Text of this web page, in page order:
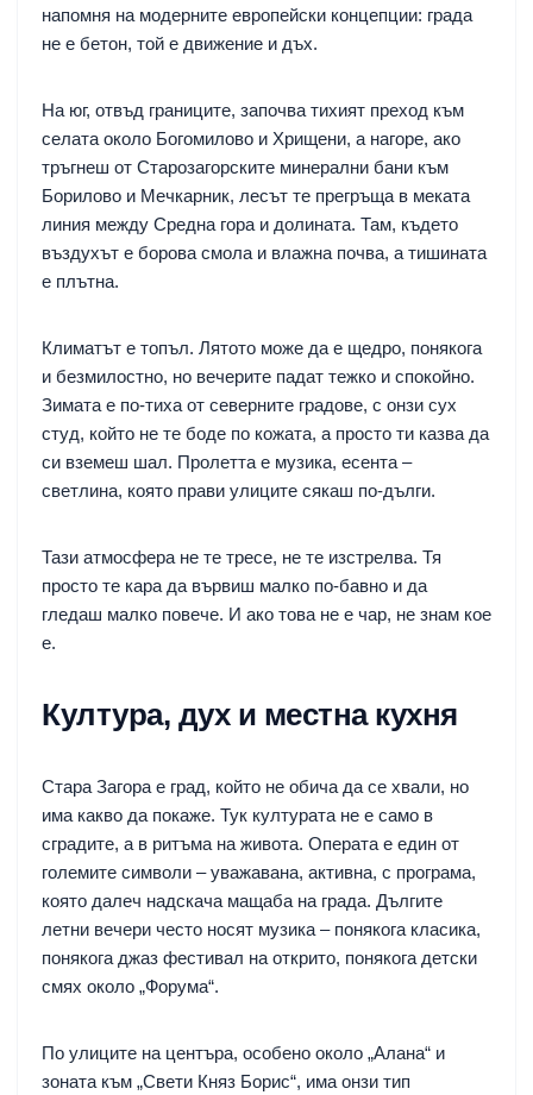
напомня на модерните европейски концепции: града
не е бетон, той е движение и дъх.
На юг, отвъд границите, започва тихият преход към
селата около Богомилово и Хрищени, а нагоре, ако
тръгнеш от Старозагорските минерални бани към
Борилово и Мечкарник, лесът те прегръща в меката
линия между Средна гора и долината. Там, където
въздухът е борова смола и влажна почва, а тишината
е плътна.
Климатът е топъл. Лятото може да е щедро, понякога
и безмилостно, но вечерите падат тежко и спокойно.
Зимата е по-тиха от северните градове, с онзи сух
студ, който не те боде по кожата, а просто ти казва да
си вземеш шал. Пролетта е музика, есента –
светлина, която прави улиците сякаш по-дълги.
Тази атмосфера не те тресе, не те изстрелва. Тя
просто те кара да вървиш малко по-бавно и да
гледаш малко повече. И ако това не е чар, не знам кое
е.
Култура, дух и местна кухня
Стара Загора е град, който не обича да се хвали, но
има какво да покаже. Тук културата не е само в
сградите, а в ритъма на живота. Операта е един от
големите символи – уважавана, активна, с програма,
която далеч надскача мащаба на града. Дългите
летни вечери често носят музика – понякога класика,
понякога джаз фестивал на открито, понякога детски
смях около „Форума“.
По улиците на центъра, особено около „Алана“ и
зоната към „Свети Княз Борис“, има онзи тип